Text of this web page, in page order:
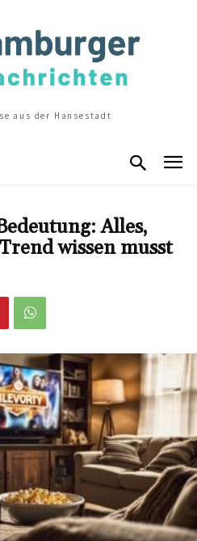
aus der Hansestadt
Alles,
wissen musst